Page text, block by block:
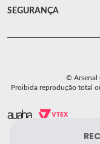
SEGURANÇA
© Arsenal
Proibida reprodução total